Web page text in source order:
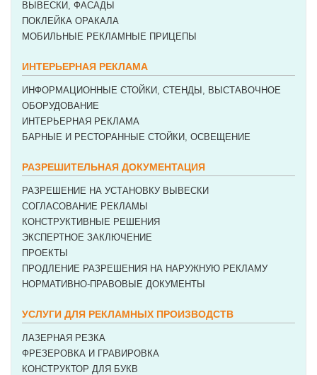
ВЫВЕСКИ, ФАСАДЫ
ПОКЛЕЙКА ОРАКАЛА
МОБИЛЬНЫЕ РЕКЛАМНЫЕ ПРИЦЕПЫ
ИНТЕРЬЕРНАЯ РЕКЛАМА
ИНФОРМАЦИОННЫЕ СТОЙКИ, СТЕНДЫ, ВЫСТАВОЧНОЕ
ОБОРУДОВАНИЕ
ИНТЕРЬЕРНАЯ РЕКЛАМА
БАРНЫЕ И РЕСТОРАННЫЕ СТОЙКИ, ОСВЕЩЕНИЕ
РАЗРЕШИТЕЛЬНАЯ ДОКУМЕНТАЦИЯ
РАЗРЕШЕНИЕ НА УСТАНОВКУ ВЫВЕСКИ
СОГЛАСОВАНИЕ РЕКЛАМЫ
КОНСТРУКТИВНЫЕ РЕШЕНИЯ
ЭКСПЕРТНОЕ ЗАКЛЮЧЕНИЕ
ПРОЕКТЫ
ПРОДЛЕНИЕ РАЗРЕШЕНИЯ НА НАРУЖНУЮ РЕКЛАМУ
НОРМАТИВНО-ПРАВОВЫЕ ДОКУМЕНТЫ
УСЛУГИ ДЛЯ РЕКЛАМНЫХ ПРОИЗВОДСТВ
ЛАЗЕРНАЯ РЕЗКА
ФРЕЗЕРОВКА И ГРАВИРОВКА
КОНСТРУКТОР ДЛЯ БУКВ